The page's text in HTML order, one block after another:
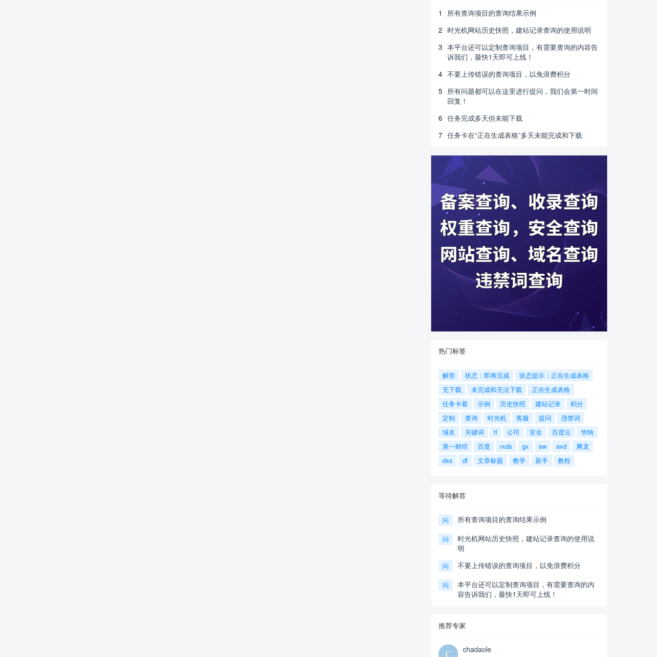
1
所有查询项目的查询结果示例
2 时光机网站历史快照，建站记录查询的使用说明
3 本平台还可以定制查询项目，有需要查询的内容告
诉我们，最快1天即可上线！
4 不要上传错误的查询项目，以免浪费积分
5 所有问题都可以在这里进行提问，我们会第一时间
回复！
6 任务完成多天但未能下载
7 任务卡在“正在生成表格”多天未能完成和下载
热门标签
解答 状态：即将完成
状态提示：正在生成表格
无下载
未完成和无法下载
正在生成表格
任务卡着
示例 历史快照 建站记录
积分
定制
查询 时光机 客服 提问
违禁词
域名
关键词 tl 公司 安全 百度云
华纳
第一财经
百度 rxds gx ew exd
腾龙
dss
df 文章标题 教学 新手 教程
等待解答
问 所有查询项目的查询结果示例
问
时光机网站历史快照，建站记录查询的使用说
明
问 不要上传错误的查询项目，以免浪费积分
问
本平台还可以定制查询项目，有需要查询的内
容告诉我们，最快1天即可上线！
推荐专家
chadaole